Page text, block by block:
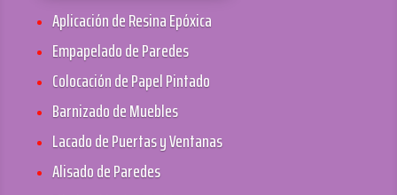
Aplicación de Resina Epóxica
Empapelado de Paredes
Colocación de Papel Pintado
Barnizado de Muebles
Lacado de Puertas y Ventanas
Alisado de Paredes